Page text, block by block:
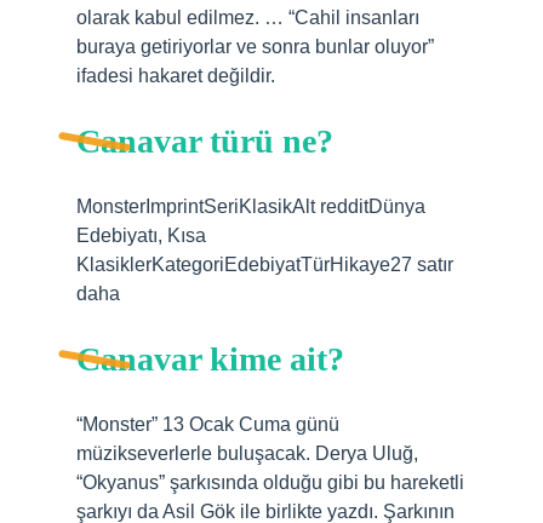
olarak kabul edilmez. … “Cahil insanları
buraya getiriyorlar ve sonra bunlar oluyor”
ifadesi hakaret değildir.
Canavar türü ne?
MonsterImprintSeriKlasikAlt redditDünya
Edebiyatı, Kısa
KlasiklerKategoriEdebiyatTürHikaye27 satır
daha
Canavar kime ait?
“Monster” 13 Ocak Cuma günü
müzikseverlerle buluşacak. Derya Uluğ,
“Okyanus” şarkısında olduğu gibi bu hareketli
şarkıyı da Asil Gök ile birlikte yazdı. Şarkının